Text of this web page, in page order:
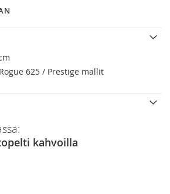
625 / Prestige mallit
kahvoilla